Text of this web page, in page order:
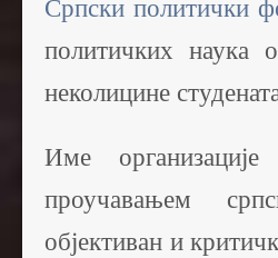
политичких наука
неколицине
Име
проучавањем
објективан и